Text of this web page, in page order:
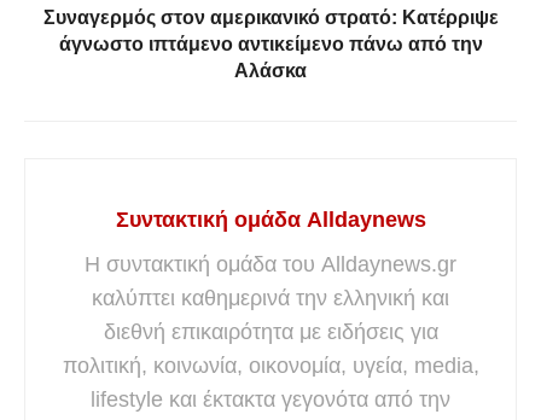
Συναγερμός στον αμερικανικό στρατό: Κατέρριψε
άγνωστο ιπτάμενο αντικείμενο πάνω από την
Αλάσκα
Συντακτική ομάδα Alldaynews
Η συντακτική ομάδα του Alldaynews.gr
καλύπτει καθημερινά την ελληνική και
διεθνή επικαιρότητα με ειδήσεις για
πολιτική, κοινωνία, οικονομία, υγεία, media,
lifestyle και έκτακτα γεγονότα από την